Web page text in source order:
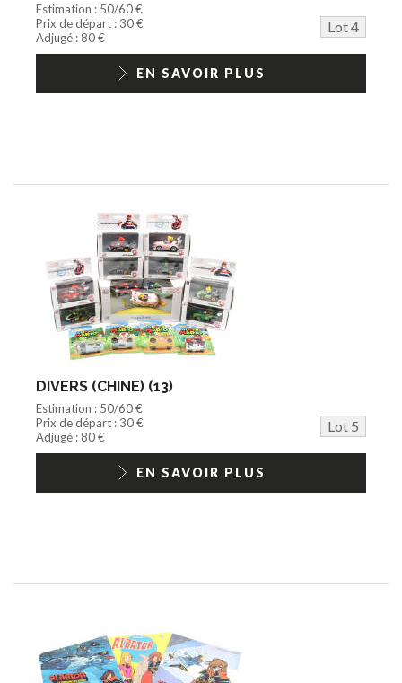
Estimation : 50/60 €
Prix de départ : 30 €
Lot 4
Adjugé : 80 €
EN SAVOIR PLUS
DIVERS (CHINE) (13)
Estimation : 50/60 €
Prix de départ : 30 €
Lot 5
Adjugé : 80 €
EN SAVOIR PLUS